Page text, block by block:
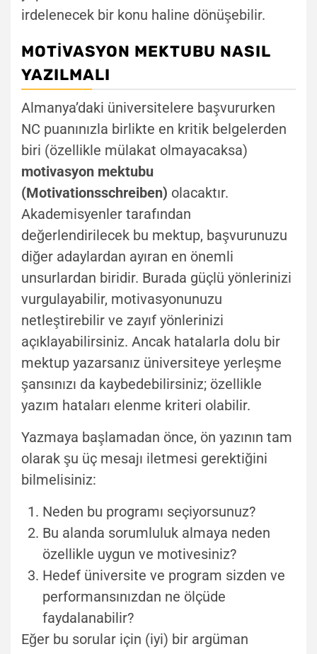
irdelenecek bir konu haline dönüşebilir.
MOTIVASYON MEKTUBU NASIL
YAZILMALI
Almanya’daki üniversitelere başvururken
NC puanınızla birlikte en kritik belgelerden
biri (özellikle mülakat olmayacaksa)
motivasyon mektubu
(Motivationsschreiben) olacaktır.
Akademisyenler tarafından
değerlendirilecek bu mektup, başvurunuzu
diğer adaylardan ayıran en önemli
unsurlardan biridir. Burada güçlü yönlerinizi
vurgulayabilir, motivasyonunuzu
netleştirebilir ve zayıf yönlerinizi
açıklayabilirsiniz. Ancak hatalarla dolu bir
mektup yazarsanız üniversiteye yerleşme
şansınızı da kaybedebilirsiniz; özellikle
yazım hataları elenme kriteri olabilir.
Yazmaya başlamadan önce, ön yazının tam
olarak şu üç mesajı iletmesi gerektiğini
bilmelisiniz:
Neden bu programı seçiyorsunuz?
Bu alanda sorumluluk almaya neden
özellikle uygun ve motivesiniz?
Hedef üniversite ve program sizden ve
performansınızdan ne ölçüde
faydalanabilir?
Eğer bu sorular için (iyi) bir argüman